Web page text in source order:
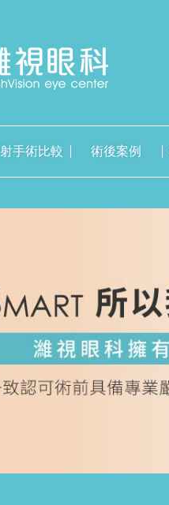
手術比較 術後案例